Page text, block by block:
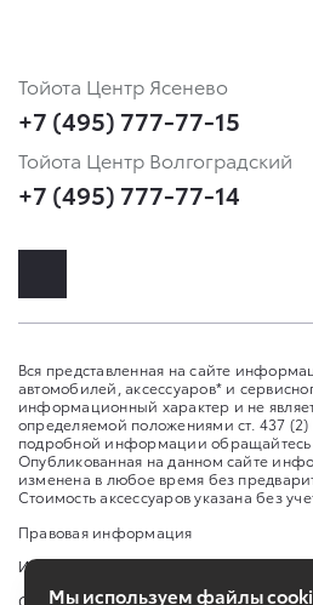
Тойота Центр Ясенево
+7 (495) 777-77-15
Тойота Центр Волгоградский
+7 (495) 777-77-14
Вся представленная на сайте
автомобилей, аксессуаров* и
информационный характер и не
определяемой положениями ст. 437
подробной информации обращайтесь
Опубликованная на данном сайте
изменена в любое время без
Стоимость аксессуаров указана без
Правовая информация
Изменить настройку cookies
Сбросить cookie
Мы используем файлы